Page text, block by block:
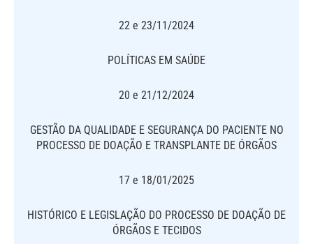
22 e 23/11/2024
POLÍTICAS EM SAÚDE
20 e 21/12/2024
GESTÃO DA QUALIDADE E SEGURANÇA DO PACIENTE NO
PROCESSO DE DOAÇÃO E TRANSPLANTE DE ÓRGÃOS
17 e 18/01/2025
HISTÓRICO E LEGISLAÇÃO DO PROCESSO DE DOAÇÃO DE
ÓRGÃOS E TECIDOS